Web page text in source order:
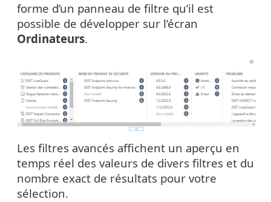
forme d’un panneau de filtre qu’il est
possible de développer sur l’écran
Ordinateurs.
Les filtres avancés affichent un aperçu en
temps réel des valeurs de divers filtres et du
nombre exact de résultats pour votre
sélection.